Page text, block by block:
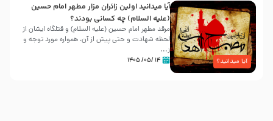
آیا میدانید؟
آیا میدانید اولین زائران مزار مطهر امام حسین
(علیه السلام) چه کسانی بودند؟
مرقد مطهر امام حسین (علیه السلام) و قتلگاه ایشان از
لحظه شهادت و حتی پیش از آن، همواره مورد توجه و
ز...
۱۴ /۰۵/ ۱۴۰۵